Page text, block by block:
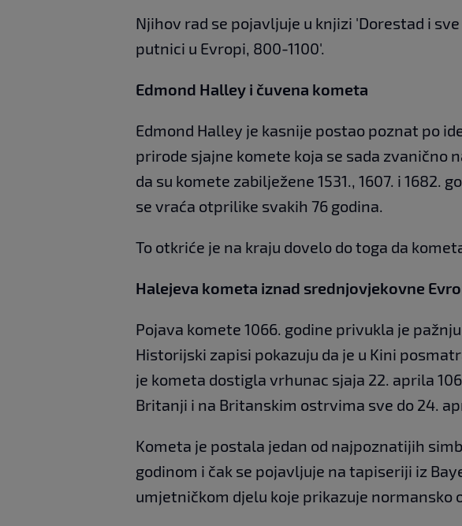
Njihov rad se pojavljuje u knjizi 'Dorestad i
putnici u Evropi, 800-1100'.
Edmond Halley i čuvena kometa
Edmond Halley je kasnije postao poznat po
prirode sjajne komete koja se sada zvanično
da su komete zabilježene 1531., 1607. i 1682.
se vraća otprilike svakih 76 godina.
To otkriće je na kraju dovelo do toga da
Halejeva kometa iznad srednjovjekovne
Pojava komete 1066. godine privukla je
Historijski zapisi pokazuju da je u Kini
je kometa dostigla vrhunac sjaja 22. aprila
Britanji i na Britanskim ostrvima sve do 24.
Kometa je postala jedan od najpoznatijih
godinom i čak se pojavljuje na tapiseriji iz
umjetničkom djelu koje prikazuje normansko